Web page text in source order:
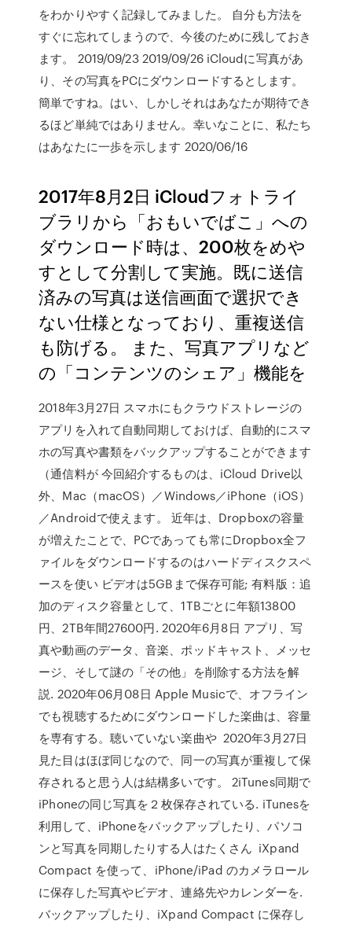
をわかりやすく記録してみました。 自分も方法を
すぐに忘れてしまうので、今後のために残しておき
ます。 2019/09/23 2019/09/26 iCloudに写真があ
り、その写真をPCにダウンロードするとします。
簡単ですね。はい、しかしそれはあなたが期待でき
るほど単純ではありません。幸いなことに、私たち
はあなたに一歩を示します 2020/06/16
2017年8月2日 iCloudフォトライ
ブラリから「おもいでばこ」への
ダウンロード時は、200枚をめや
すとして分割して実施。既に送信
済みの写真は送信画面で選択でき
ない仕様となっており、重複送信
も防げる。 また、写真アプリなど
の「コンテンツのシェア」機能を
2018年3月27日 スマホにもクラウドストレージの
アプリを入れて自動同期しておけば、自動的にスマ
ホの写真や書類をバックアップすることができます
（通信料が 今回紹介するものは、iCloud Drive以
外、Mac（macOS）／Windows／iPhone（iOS）
／Androidで使えます。 近年は、Dropboxの容量
が増えたことで、PCであっても常にDropbox全フ
ァイルをダウンロードするのはハードディスクスペ
ースを使い ビデオは5GBまで保存可能; 有料版：追
加のディスク容量として、1TBごとに年額13800
円、2TB年間27600円. 2020年6月8日 アプリ、写
真や動画のデータ、音楽、ポッドキャスト、メッセ
ージ、そして謎の「その他」を削除する方法を解
説. 2020年06月08日 Apple Musicで、オフライン
でも視聴するためにダウンロードした楽曲は、容量
を専有する。聴いていない楽曲や 2020年3月27日
見た目はほぼ同じなので、同一の写真が重複して保
存されると思う人は結構多いです。 2iTunes同期で
iPhoneの同じ写真を２枚保存されている. iTunesを
利用して、iPhoneをバックアップしたり、パソコ
ンと写真を同期したりする人はたくさん iXpand
Compact を使って、iPhone/iPad のカメラロール
に保存した写真やビデオ、連絡先やカレンダーを.
バックアップしたり、iXpand Compact に保存し